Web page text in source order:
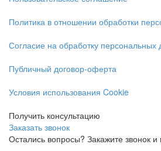
Политика в отношении обработки
Согласие на обработку персональных
Публичный договор-оферта
Условия использования Cookie
Получить консультацию
Заказать звонок
Остались вопросы? Закажите звонок